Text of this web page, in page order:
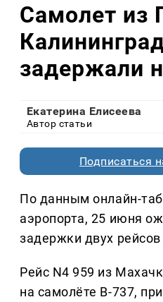
Самолет из
задержали
Екатерина Елисеева
Автор статьи
Подписаться
По данным онлайн-
аэропорта, 25 июня
задержки двух
Рейс N4 959 из
на самолёте B-737,